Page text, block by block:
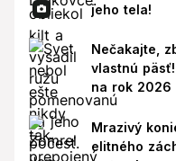
jeho tela!
Nečakajte,
vlastnú
na rok 2026
Mrazivý
elitného